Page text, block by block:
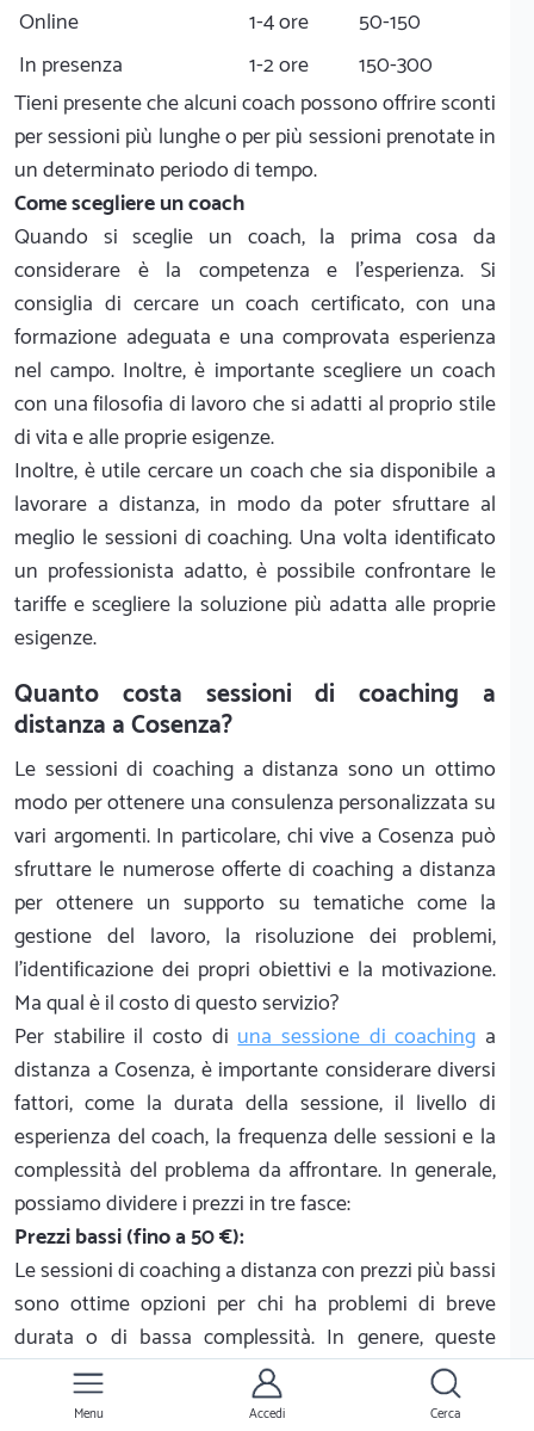
Online
1-4 ore
50-150
In presenza
1-2 ore
150-300
Tieni presente che alcuni coach possono offrire sconti
per sessioni più lunghe o per più sessioni prenotate in
un determinato periodo di tempo.
Come scegliere un coach
Quando si sceglie un coach, la prima cosa da
considerare è la competenza e l’esperienza. Si
consiglia di cercare un coach certificato, con una
formazione adeguata e una comprovata esperienza
nel campo. Inoltre, è importante scegliere un coach
con una filosofia di lavoro che si adatti al proprio stile
di vita e alle proprie esigenze.
Inoltre, è utile cercare un coach che sia disponibile a
lavorare a distanza, in modo da poter sfruttare al
meglio le sessioni di coaching. Una volta identificato
un professionista adatto, è possibile confrontare le
tariffe e scegliere la soluzione più adatta alle proprie
esigenze.
Quanto costa sessioni di coaching a
distanza a Cosenza?
Le sessioni di coaching a distanza sono un ottimo
modo per ottenere una consulenza personalizzata su
vari argomenti. In particolare, chi vive a Cosenza può
sfruttare le numerose offerte di coaching a distanza
per ottenere un supporto su tematiche come la
gestione del lavoro, la risoluzione dei problemi,
l'identificazione dei propri obiettivi e la motivazione.
Ma qual è il costo di questo servizio?
Per stabilire il costo diuna sessione di coaching a
distanza a Cosenza, è importante considerare diversi
fattori, come la durata della sessione, il livello di
esperienza del coach, la frequenza delle sessioni e la
complessità del problema da affrontare. In generale,
possiamo dividere i prezzi in tre fasce:
Prezzi bassi (fino a 50 €):
Le sessioni di coaching a distanza con prezzi più bassi
sono ottime opzioni per chi ha problemi di breve
durata o di bassa complessità. In genere, queste
sessioni hanno una durata di un'ora e offrono un
servizio di base senza molte personalizzazioni. In
Menu Accedi Cerca